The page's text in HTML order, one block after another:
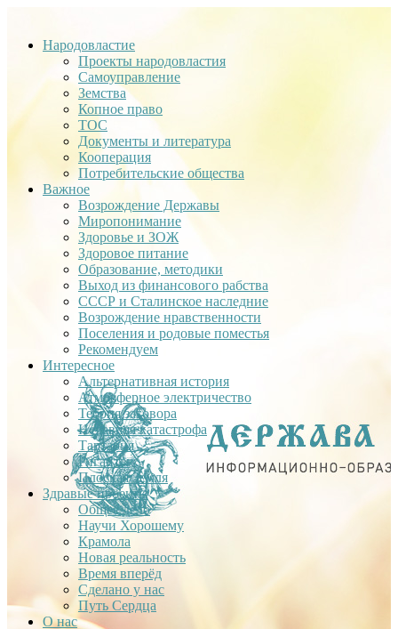
Народовластие
Проекты народовластия
Самоуправление
Земства
Копное право
ТОС
Документы и литература
Кооперация
Потребительские общества
Важное
Возрождение Державы
Миропонимание
Здоровье и ЗОЖ
Здоровое питание
Образование, методики
Выход из финансового рабства
СССР и Сталинское наследние
Возрождение нравственности
Поселения и родовые поместья
Рекомендуем
Интересное
Альтернативная история
Атмосферное электричество
Теория заговора
Недавняя катастрофа
Тартария
Гиганты
Плоская Земля
Здравые проекты
Общее дело
Научи Хорошему
Крамола
Новая реальность
Время вперёд
Сделано у нас
Путь Сердца
О нас